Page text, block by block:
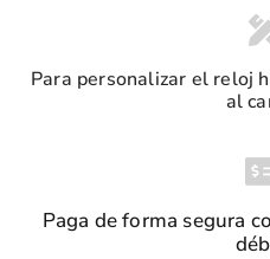
Para personalizar el reloj
al
Paga de forma segura